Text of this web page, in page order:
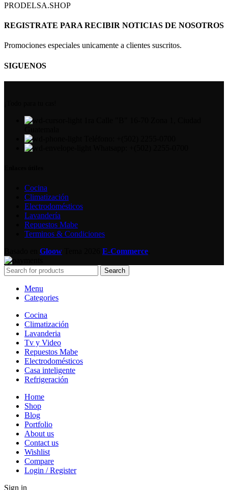
PRODELSA.SHOP
REGISTRATE PARA RECIBIR NOTICIAS DE NOSOTROS
Promociones especiales unicamente a clientes suscritos.
SIGUENOS
Cocina
Climatización
Electrodomésticos
Lavandería
Repuestos Mabe
Terminos & Condiciones
Gloow E-Commerce
Search
Menu
Categories
Cocina
Climatización
Lavanderia
Tv y Video
Repuestos Mabe
Electrodomésticos
Casa inteligente
Refrigeración
Home
Shop
Blog
Portfolio
About us
Contact us
Wishlist
Compare
Login / Register
Sign in